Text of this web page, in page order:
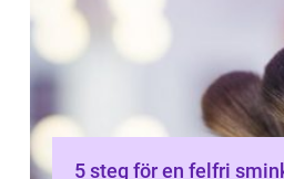
5 steg för en felfri